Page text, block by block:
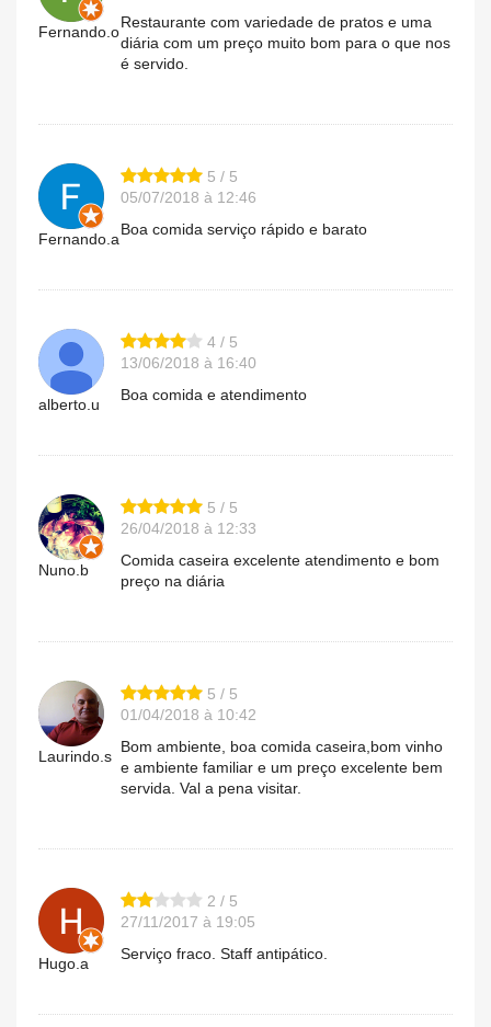
Fernando.o
Restaurante com variedade de pratos e uma
diária com um preço muito bom para o que nos
é servido.
Fernando.a
5 / 5
05/07/2018 à 12:46
Boa comida serviço rápido e barato
alberto.u
4 / 5
13/06/2018 à 16:40
Boa comida e atendimento
Nuno.b
5 / 5
26/04/2018 à 12:33
Comida caseira excelente atendimento e bom
preço na diária
Laurindo.s
5 / 5
01/04/2018 à 10:42
Bom ambiente, boa comida caseira,bom vinho
e ambiente familiar e um preço excelente bem
servida. Val a pena visitar.
Hugo.a
2 / 5
27/11/2017 à 19:05
Serviço fraco. Staff antipático.